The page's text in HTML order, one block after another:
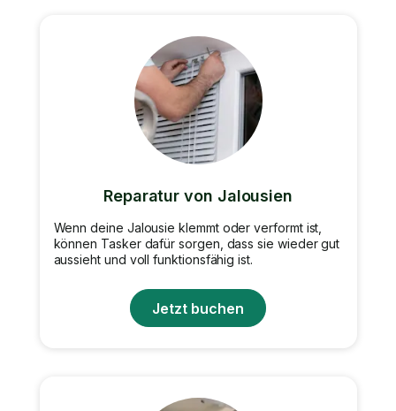
Reparatur von Jalousien
Wenn deine Jalousie klemmt oder verformt ist,
können Tasker dafür sorgen, dass sie wieder gut
aussieht und voll funktionsfähig ist.
Jetzt buchen